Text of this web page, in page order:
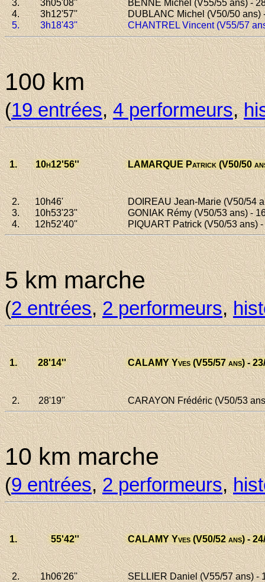
3. 3h05'08'' BENNE Michel (V55/55 ans) -
4.
3h12'57'' DUBLANC Michel(V50/50 ans)
5.
3h18'43'' CHANTREL Vincent(V55/57
100 km
(19 entrées,4 performeurs,
1. 10h12'56'' LAMARQUE Patrick(V50/50
2. 10h46' DOIREAU Jean-Marie(V50/54
3.
10h53'23'' GONIAK Rémy(V50/53 ans) -
4.
12h52'40'' PIQUART Patrick(V50/53 ans) -
5 km marche
(2 entrées,2 performeurs,
1. 28'14'' CALAMY Yves(V55/57 ans) -
2. 28'19'' CARAYON Frédéric(V50/53
10 km marche
(9 entrées,2 performeurs,
1. 55'42'' CALAMY Yves(V50/52 ans) -
2. 1h06'26'' SELLIER Daniel(V55/57 ans) -